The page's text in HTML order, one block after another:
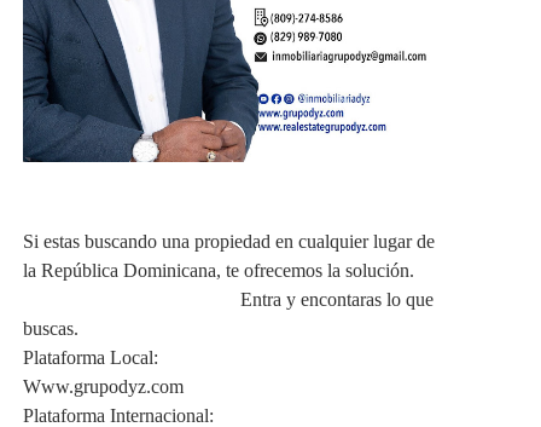
Si estas buscando una propiedad en cualquier lugar de
la República Dominicana, te ofrecemos la solución.
Entra y encontaras lo que
buscas.
Plataforma Local:
Www.grupodyz.com
Plataforma Internacional: